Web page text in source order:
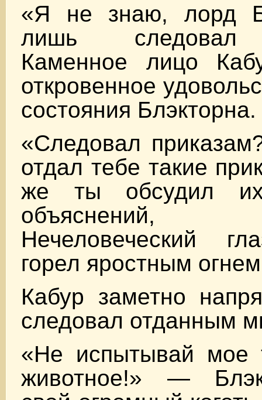
«Я не знаю, лорд
лишь следовал
Каменное лицо
откровенное
состояния Блэкторна.
«Следовал
отдал тебе такие
же ты обсудил
Нечеловеческий
горел яростным
Кабур заметно
следовал отданным
«Не испытывай мое
животное!» —